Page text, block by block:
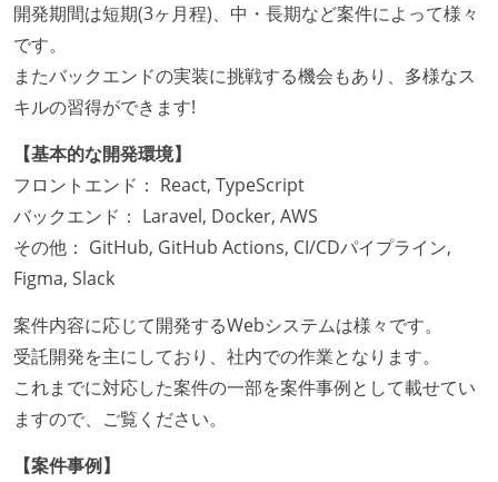
開発期間は短期(3ヶ月程)、中・長期など案件によって様々
です。
またバックエンドの実装に挑戦する機会もあり、多様なス
キルの習得ができます!
【基本的な開発環境】
フロントエンド： React, TypeScript
バックエンド： Laravel, Docker, AWS
その他： GitHub, GitHub Actions, CI/CDパイプライン,
Figma, Slack
案件内容に応じて開発するWebシステムは様々です。
受託開発を主にしており、社内での作業となります。
これまでに対応した案件の一部を案件事例として載せてい
ますので、ご覧ください。
【案件事例】